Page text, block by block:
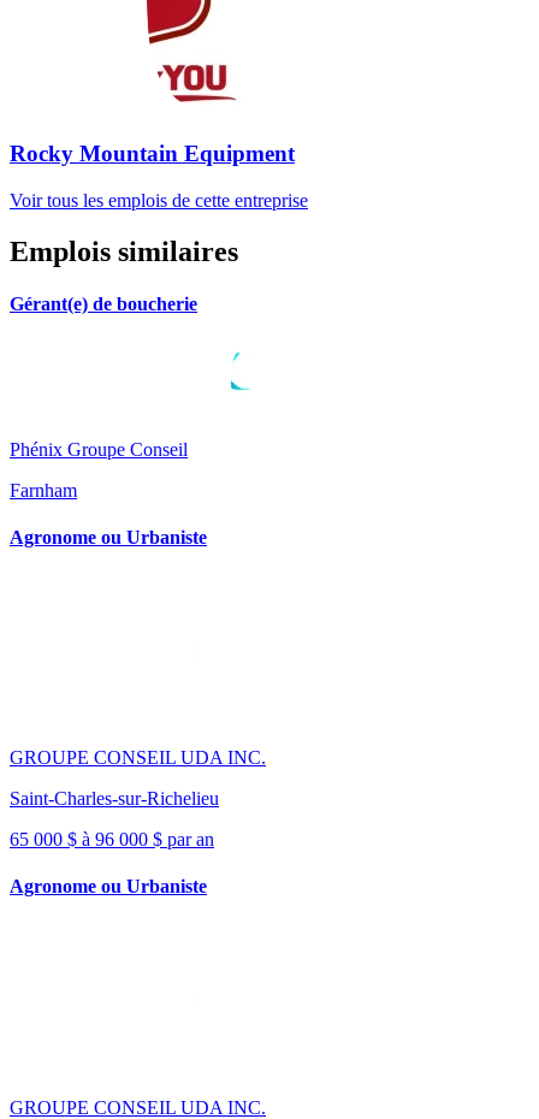
Rocky Mountain Equipment
Voir tous les emplois de cette entreprise
Emplois similaires
Gérant(e) de boucherie
Phénix Groupe Conseil
Farnham
Agronome ou Urbaniste
GROUPE CONSEIL UDA INC.
Saint-Charles-sur-Richelieu
65 000 $ à 96 000 $ par an
Agronome ou Urbaniste
GROUPE CONSEIL UDA INC.